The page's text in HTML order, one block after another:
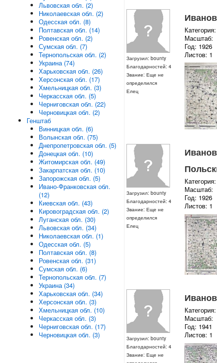
Загрузил: bounty
Благодарностей: 4
Звание: Еще не
определился
Елец
Масштаб:
Год: 1926
Листов: 1
Загрузил: bounty
Благодарностей: 4
Звание: Еще не
определился
Елец
Масштаб:
Год: 1926
Листов: 1
Загрузил: bounty
Благодарностей: 4
Звание: Еще не
Масштаб:
Год: 1941
Листов: 1
Львовская обл. (2)
Николаевская обл. (2)
Одесская обл. (8)
Полтавская обл. (14)
Ровенская обл. (2)
Сумская обл. (7)
Тернопольская обл. (2)
Украина (74)
Харьковская обл. (26)
Херсонская обл. (17)
Хмельницкая обл. (3)
Черкасская обл. (5)
Черниговская обл. (22)
Черновицкая обл. (2)
Генштаб
Винницкая обл. (6)
Волынская обл. (75)
Днепропетровская обл. (5)
Донецкая обл. (10)
Житомирская обл. (49)
Закарпатская обл. (10)
Запорожская обл. (5)
Ивано-Франковская обл.
(12)
Киевская обл. (43)
Кировоградская обл. (2)
Луганская обл. (30)
Львовская обл. (34)
Николаевская обл. (1)
Одесская обл. (5)
Полтавская обл. (8)
Ровенская обл. (31)
Сумская обл. (6)
Тернопольская обл. (7)
Украина (34)
Харьковская обл. (34)
Херсонская обл. (3)
Хмельницкая обл. (10)
Черкасская обл. (3)
Черниговская обл. (17)
Черновицкая обл. (3)